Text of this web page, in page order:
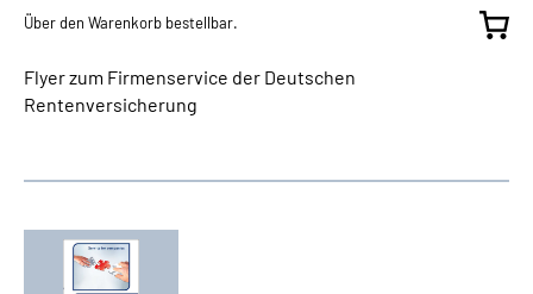
Über den Warenkorb bestellbar.
Flyer zum Firmenservice der Deutschen
Rentenversicherung